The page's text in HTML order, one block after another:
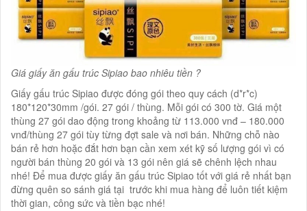
Giá giấy ăn gấu trúc Sipiao bao nhiêu tiền ?
Giấy gấu trúc Sipiao được đóng gói theo quy cách (d*r*c)
180*120*30mm /gói. 27 gói / thùng. Mỗi gói có 300 tờ. Giá một
thùng 27 gói dao động trong khoảng từ 113.000 vnđ – 180.000
vnđ/thùng 27 gói tùy từng đợt sale và nơi bán. Những chỗ nào
bán rẻ hơn hoặc đắt hơn bạn cần xem xét kỹ số lượng gói vì có
người bán thùng 20 gói và 13 gói nên giá sẽ chênh lệch nhau
nhé! Để mua được giấy ăn gấu trúc Sipiao tốt với giá rẻ nhất bạn
đừng quên so sánh giá tại trước khi mua hàng để luôn tiết kiệm
thời gian, công sức và tiền bạc nhé!